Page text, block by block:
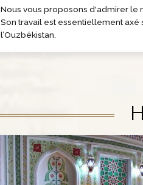
Nous vous proposons d'admirer le
Son travail est essentiellement
l’Ouzbékistan.